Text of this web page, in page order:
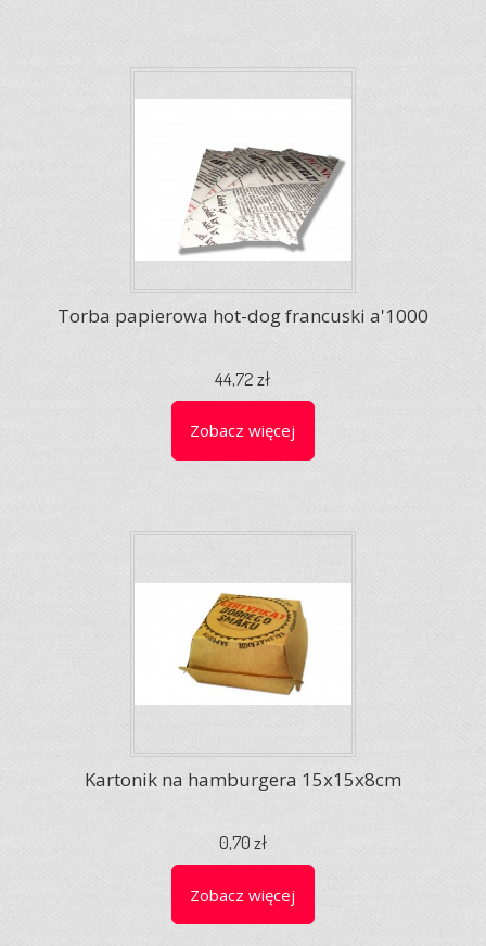
Torba papierowa hot-dog francuski a'1000
44,72 zł
Zobacz więcej
Kartonik na hamburgera 15x15x8cm
0,70 zł
Zobacz więcej